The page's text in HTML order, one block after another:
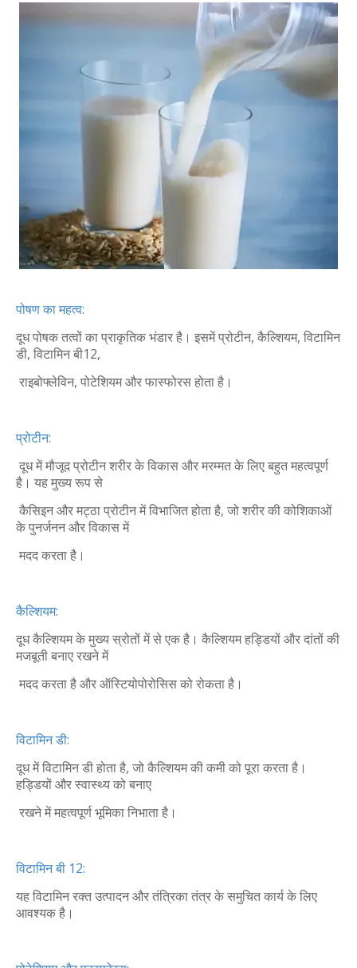
पोषण का महत्व:
दूध पोषक तत्वों का प्राकृतिक भंडार है। इसमें प्रोटीन, कैल्शियम, विटामिन
डी, विटामिन बी12,
राइबोफ्लेविन, पोटेशियम और फास्फोरस होता है।
प्रोटीन:
दूध में मौजूद प्रोटीन शरीर के विकास और मरम्मत के लिए बहुत महत्वपूर्ण
है। यह मुख्य रूप से
कैसिइन और मट्ठा प्रोटीन में विभाजित होता है, जो शरीर की कोशिकाओं
के पुनर्जनन और विकास में
मदद करता है।
कैल्शियम:
दूध कैल्शियम के मुख्य स्रोतों में से एक है। कैल्शियम हड्डियों और दांतों की
मजबूती बनाए रखने में
मदद करता है और ऑस्टियोपोरोसिस को रोकता है।
विटामिन डी:
दूध में विटामिन डी होता है, जो कैल्शियम की कमी को पूरा करता है।
हड्डियों और स्वास्थ्य को बनाए
रखने में महत्वपूर्ण भूमिका निभाता है।
विटामिन बी 12:
यह विटामिन रक्त उत्पादन और तंत्रिका तंत्र के समुचित कार्य के लिए
आवश्यक है।